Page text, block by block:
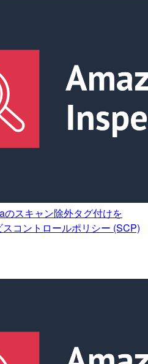
スキャン除外タグ付けを
コントロールポリシー (SCP)